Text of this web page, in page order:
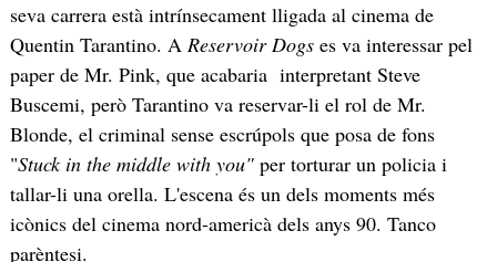
seva carrera està intrínsecament lligada al cinema de
Quentin Tarantino. A Reservoir Dogs es va interessar pel
paper de Mr. Pink, que acabaria interpretant Steve
Buscemi, però Tarantino va reservar-li el rol de Mr.
Blonde, el criminal sense escrúpols que posa de fons
"Stuck in the middle with you"per torturar un policia i
tallar-li una orella. L'escena és un dels moments més
icònics del cinema nord-americà dels anys 90. Tanco
parèntesi.